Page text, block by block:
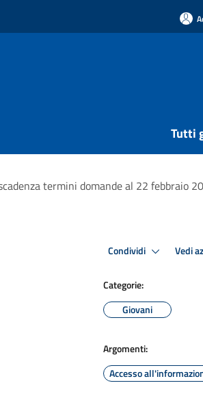
Tutti
termini domande al 22 febbraio
Condividi Vedi
Categorie:
Giovani
Argomenti:
Accesso